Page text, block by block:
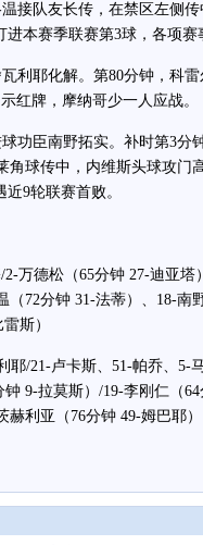
接队友长传，在禁区左侧
本赛季联赛第3球，各项赛
利耶化解。第80分钟，科
红牌，摩纳哥少一人应战。
功臣南野拓实。补时第3分
角球传中，内维斯头球攻门
9轮联赛首败。
万德松（65分钟 27-迪亚
（72分钟 31-法蒂）、18-南
斯）
耶/21-卢卡斯、51-帕乔、5-
9-拉莫斯）/19-李刚仁（
利亚（76分钟 49-姆巴耶）